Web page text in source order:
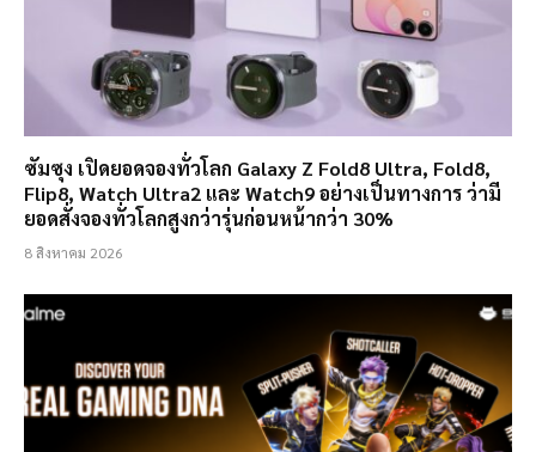
ซัมซุง เปิดยอดจองทั่วโลก Galaxy Z Fold8 Ultra, Fold8,
Flip8, Watch Ultra2 และ Watch9 อย่างเป็นทางการ ว่ามี
ยอดสั่งจองทั่วโลกสูงกว่ารุ่นก่อนหน้ากว่า 30%
8 สิงหาคม 2026